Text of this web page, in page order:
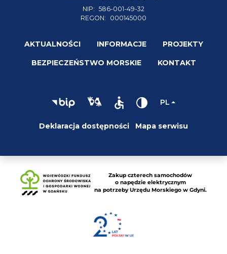
NIP: 586-001-49-32
REGON:
000145000
AKTUALNOŚCI INFORMACJE PROJEKTY
BEZPIECZEŃSTWO MORSKIE KONTAKT
PL
Deklaracja dostępności Mapa serwisu